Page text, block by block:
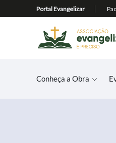
Conheça a Obra